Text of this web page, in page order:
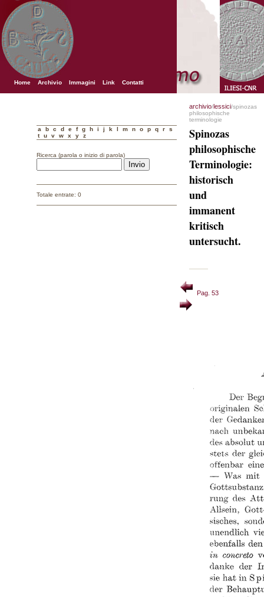
Home Archivio Immagini Link Contatti
a b c d e f g h i j k l m n o p q r
s
t
u v w x y z
Ricerca (parola o inizio di parola)
Totale entrate: 0
archivio/lessici/spinozas
philosophische
terminologie
Spinozas
philosophische
Terminologie:
historisch
und
immanent
kritisch
untersucht.
Pag. 53